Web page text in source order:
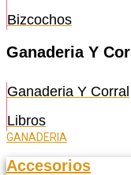
Bizcochos
Ganaderia Y
Ganaderia Y Corral
Libros
GANADERIA
Accesorios